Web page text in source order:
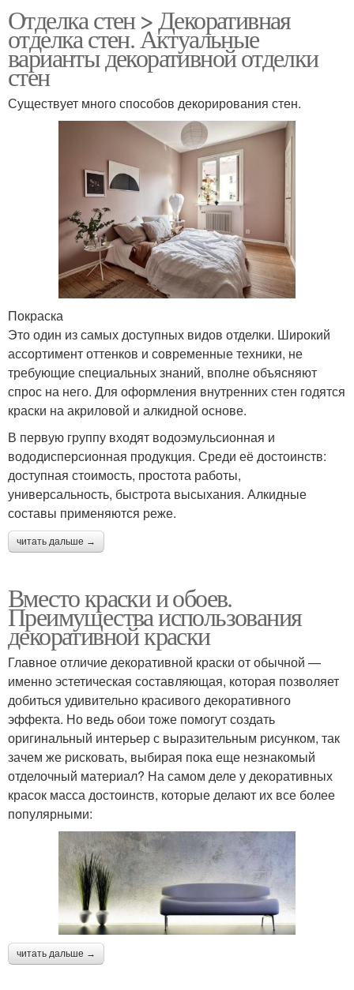
Отделка стен > Декоративная
отделка стен. Актуальные
варианты декоративной отделки
стен
Существует много способов декорирования стен.
Покраска
Это один из самых доступных видов отделки. Широкий
ассортимент оттенков и современные техники, не
требующие специальных знаний, вполне объясняют
спрос на него. Для оформления внутренних стен годятся
краски на акриловой и алкидной основе.
В первую группу входят водоэмульсионная и
вододисперсионная продукция. Среди её достоинств:
доступная стоимость, простота работы,
универсальность, быстрота высыхания. Алкидные
составы применяются реже.
читать дальше →
Вместо краски и обоев.
Преимущества использования
декоративной краски
Главное отличие декоративной краски от обычной —
именно эстетическая составляющая, которая позволяет
добиться удивительно красивого декоративного
эффекта. Но ведь обои тоже помогут создать
оригинальный интерьер с выразительным рисунком, так
зачем же рисковать, выбирая пока еще незнакомый
отделочный материал? На самом деле у декоративных
красок масса достоинств, которые делают их все более
популярными:
читать дальше →